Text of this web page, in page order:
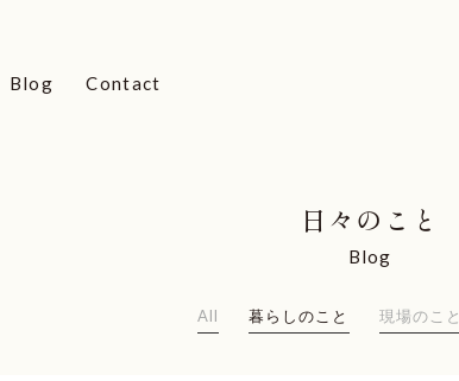
Blog Contact
日々のこと
Blog
All 暮らしのこと 現場のこと